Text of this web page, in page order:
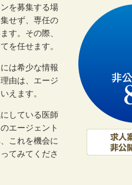
を募集する場
せず、専任の
す。その際、
を任せます。
は希少な情報
由は、エージ
えます。
している医師
エージェント
これを機会に
てみてくださ